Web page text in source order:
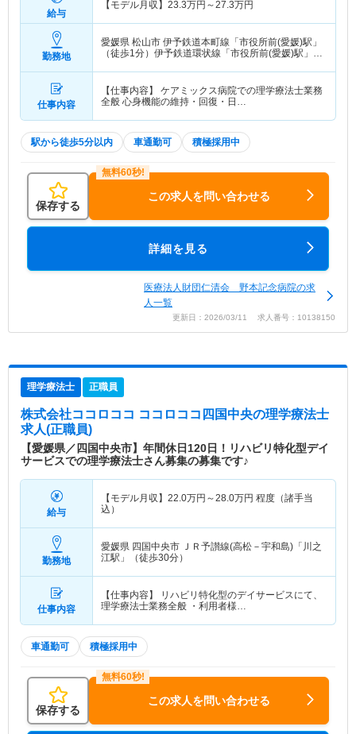
給与
【モデル月収】 23.3万円～27.3万円
勤務地
愛媛県 松山市 伊予鉄道本町線「市役所前(愛媛)駅」
（徒歩1分）伊予鉄道環状線「市役所前(愛媛)駅」
仕事内容
【仕事内容】 ケアミックス病院での理学療法士業務
全般 心身機能の維持・回復・日…
駅から徒歩5分以内 車通勤可 積極採用中
保存する
この求人を問い合わせる
詳細を見る
医療法人財団仁清会 野本記念病院の求
人一覧
更新日：2026/03/11 求人番号：10138150
理学療法士 正職員
株式会社ココロココ ココロココ四国中央の理学療法士
求人(正職員)
【愛媛県／四国中央市】年間休日120日！リハビリ特化型デイ
サービスでの理学療法士さん募集の募集です♪
給与
【モデル月収】 22.0万円～28.0万円 程度（諸手当
込）
勤務地
愛媛県 四国中央市 ＪＲ予讃線(高松－宇和島)「川之
江駅」（徒歩30分）
仕事内容
【仕事内容】 リハビリ特化型のデイサービスにて、
理学療法士業務全般 ・利用者様…
車通勤可 積極採用中
保存する
この求人を問い合わせる